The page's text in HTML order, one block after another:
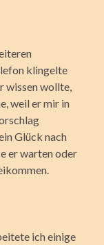
klingelte
wissen wollte,
weil er mir in
Glück nach
er warten oder
ich einige